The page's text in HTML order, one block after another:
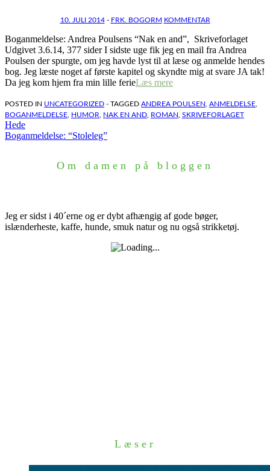
10. JULI 2014- FRK. BOGORM KOMMENTAR
Boganmeldelse: Andrea Poulsens “Nak en and”, Skriveforlaget
Udgivet 3.6.14, 377 sider I sidste uge fik jeg en mail fra Andrea
Poulsen der spurgte, om jeg havde lyst til at læse og anmelde hendes
bog. Jeg læste noget af første kapitel og skyndte mig at svare JA tak!
Da jeg kom hjem fra min lille ferieLæs mere
POSTED IN UNCATEGORIZED - TAGGED ANDREA POULSEN ANMELDELSE
BOGANMELDELSE
HUMOR NAK EN AND ROMAN SKRIVEFORLAGET
Indlægsnavigation
Hede
Boganmeldelse: “Stoleleg”
Om damen på bloggen
Jeg er sidst i 40´erne og er dybt afhængig af gode bøger,
islænderheste, kaffe, hunde, smuk natur og nu også strikketøj.
Læser